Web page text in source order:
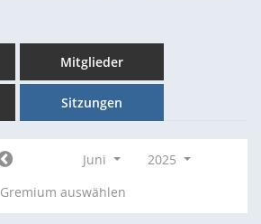
Mitglieder
Sitzungen
Juni
2025
Gremium auswählen